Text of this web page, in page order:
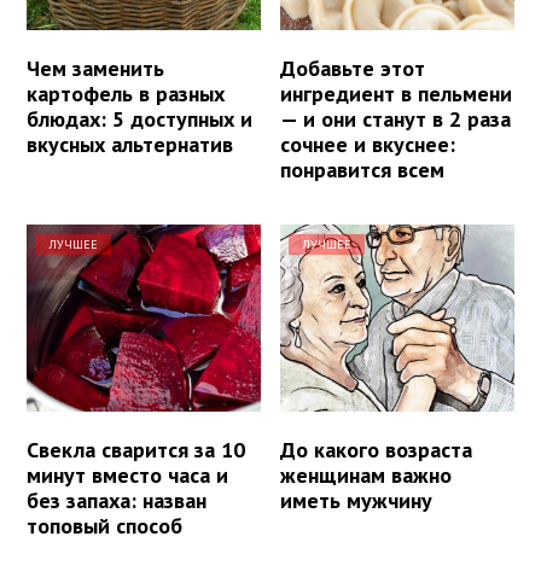
Чем заменить
картофель в разных
блюдах: 5 доступных и
вкусных альтернатив
Добавьте этот
ингредиент в пельмени
— и они станут в 2 раза
сочнее и вкуснее:
понравится всем
ЛУЧШЕЕ
Свекла сварится за 10
минут вместо часа и
без запаха: назван
топовый способ
ЛУЧШЕЕ
До какого возраста
женщинам важно
иметь мужчину